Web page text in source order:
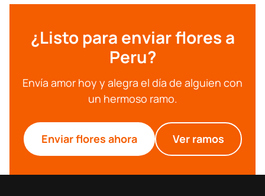
¿Listo para enviar flores a
Peru?
Envía amor hoy y alegra el día de alguien con
un hermoso ramo.
Enviar flores ahora Ver ramos